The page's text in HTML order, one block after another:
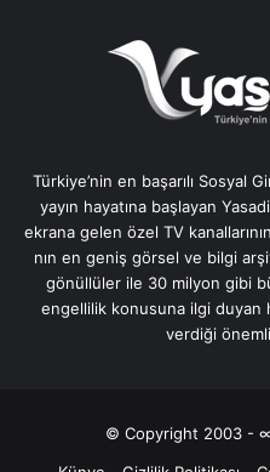
Türkiye’nin en başarılı Sosyal
yayın hayatına başlayan
ekrana gelen özel TV
nın en geniş görsel ve bilgi
gönüllüler ile 30 milyon gibi
engellilik konusuna ilgi duyan
verdiği
© Copyright 2003 - ∞